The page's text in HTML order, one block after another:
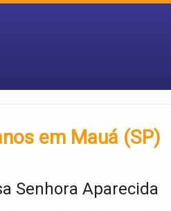
em Mauá (SP)
Senhora Aparecida